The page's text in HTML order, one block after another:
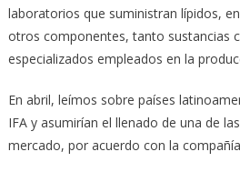
laboratorios que suministran lípidos,
otros componentes, tanto sustancias
especializados empleados en la
En abril, leímos sobre países
IFA y asumirían el llenado de una de
mercado, por acuerdo con la